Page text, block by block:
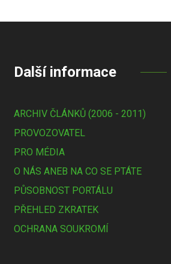
Další informace
ARCHIV ČLÁNKŮ (2006 - 2011)
PROVOZOVATEL
PRO MÉDIA
O NÁS ANEB NA CO SE PTÁTE
PŮSOBNOST PORTÁLU
PŘEHLED ZKRATEK
OCHRANA SOUKROMÍ